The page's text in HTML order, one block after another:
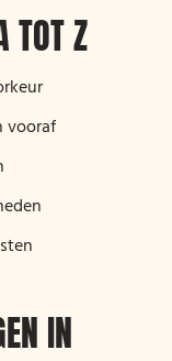
TOT Z
vooraf
IN